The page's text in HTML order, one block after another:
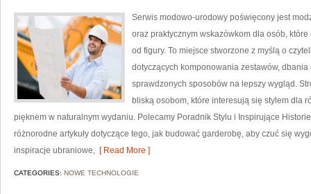
Serwis modowo-urodowy poświęcony jest
oraz praktycznym wskazówkom dla osób,
od figury. To miejsce stworzone z myślą o
dotyczących komponowania zestawów,
sprawdzonych sposobów na lepszy wygląd.
bliską osobom, które interesują się stylem dla
pięknem w naturalnym wydaniu. Polecamy Poradnik Stylu i Inspirujące
różnorodne artykuły dotyczące tego, jak budować garderobę, aby czuć się
inspiracje ubraniowe, [ Read More ]
CATEGORIES: NOWE TECHNOLOGIE